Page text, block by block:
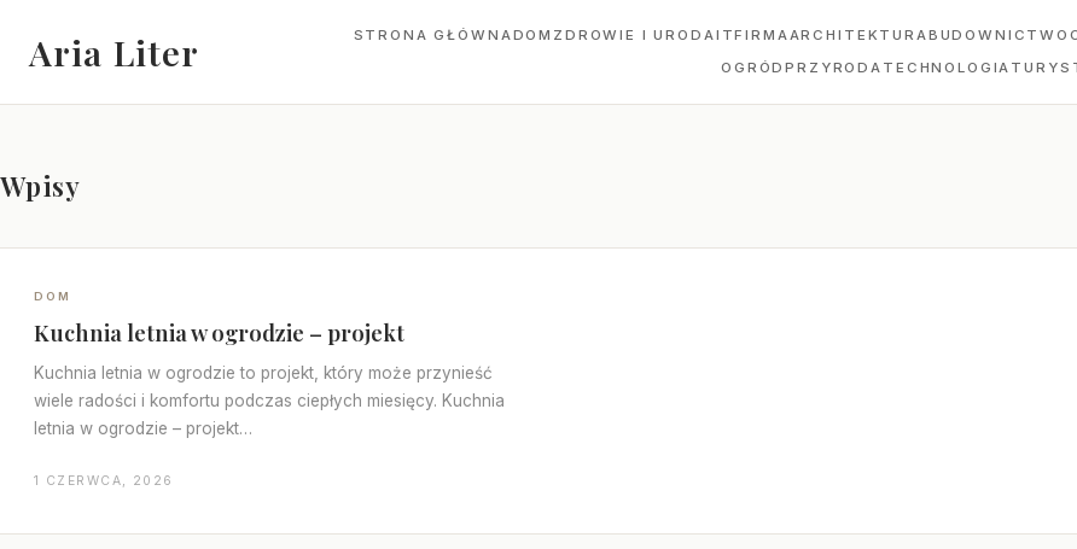
Aria Liter STRONA GŁÓWNADOM ZDROWIE I URODAITFIRMAARCHITEKTURABUDOWNICTWO
OGRÓDPRZYRODA TECHNOLOGIA
Wpisy
DOM
Kuchnia letnia w ogrodzie – projekt
Kuchnia letnia w ogrodzie to projekt, który może przynieść
wiele radości i komfortu podczas ciepłych miesięcy. Kuchnia
letnia w ogrodzie – projekt…
1 CZERWCA, 2026